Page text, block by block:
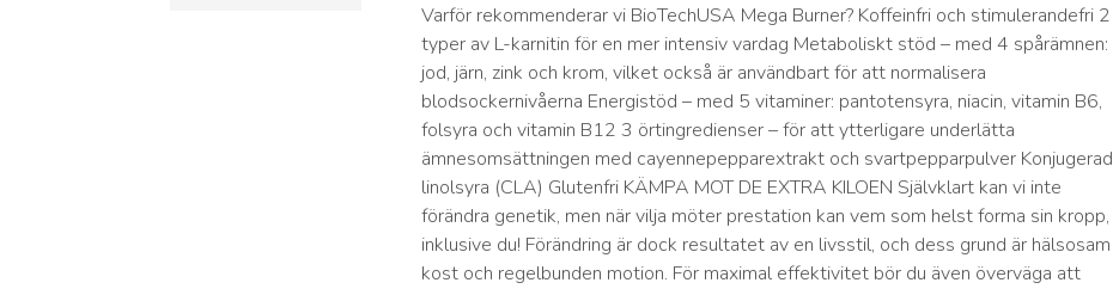
Varför rekommenderar vi BioTechUSA Mega Burner? Koffeinfri och stimulerandefri 2
typer av L-karnitin för en mer intensiv vardag Metaboliskt stöd – med 4 spårämnen:
jod, järn, zink och krom, vilket också är användbart för att normalisera
blodsockernivåerna Energistöd – med 5 vitaminer: pantotensyra, niacin, vitamin B6,
folsyra och vitamin B12 3 örtingredienser – för att ytterligare underlätta
ämnesomsättningen med cayennepepparextrakt och svartpepparpulver Konjugerad
linolsyra (CLA) Glutenfri KÄMPA MOT DE EXTRA KILOEN Självklart kan vi inte
förändra genetik, men när vilja möter prestation kan vem som helst forma sin kropp,
inklusive du! Förändring är dock resultatet av en livsstil, och dess grund är hälsosam
kost och regelbunden motion. För maximal effektivitet bör du även överväga att